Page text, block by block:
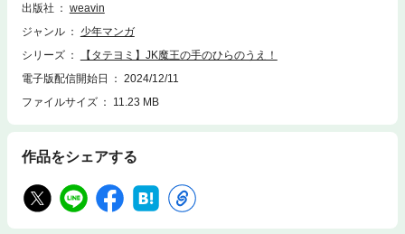
出版社
weavin
ジャンル
少年マンガ
シリーズ
【タテヨミ】JK魔王の手のひらのうえ！
電子版配信開始日
2024/12/11
ファイルサイズ
11.23 MB
作品をシェアする